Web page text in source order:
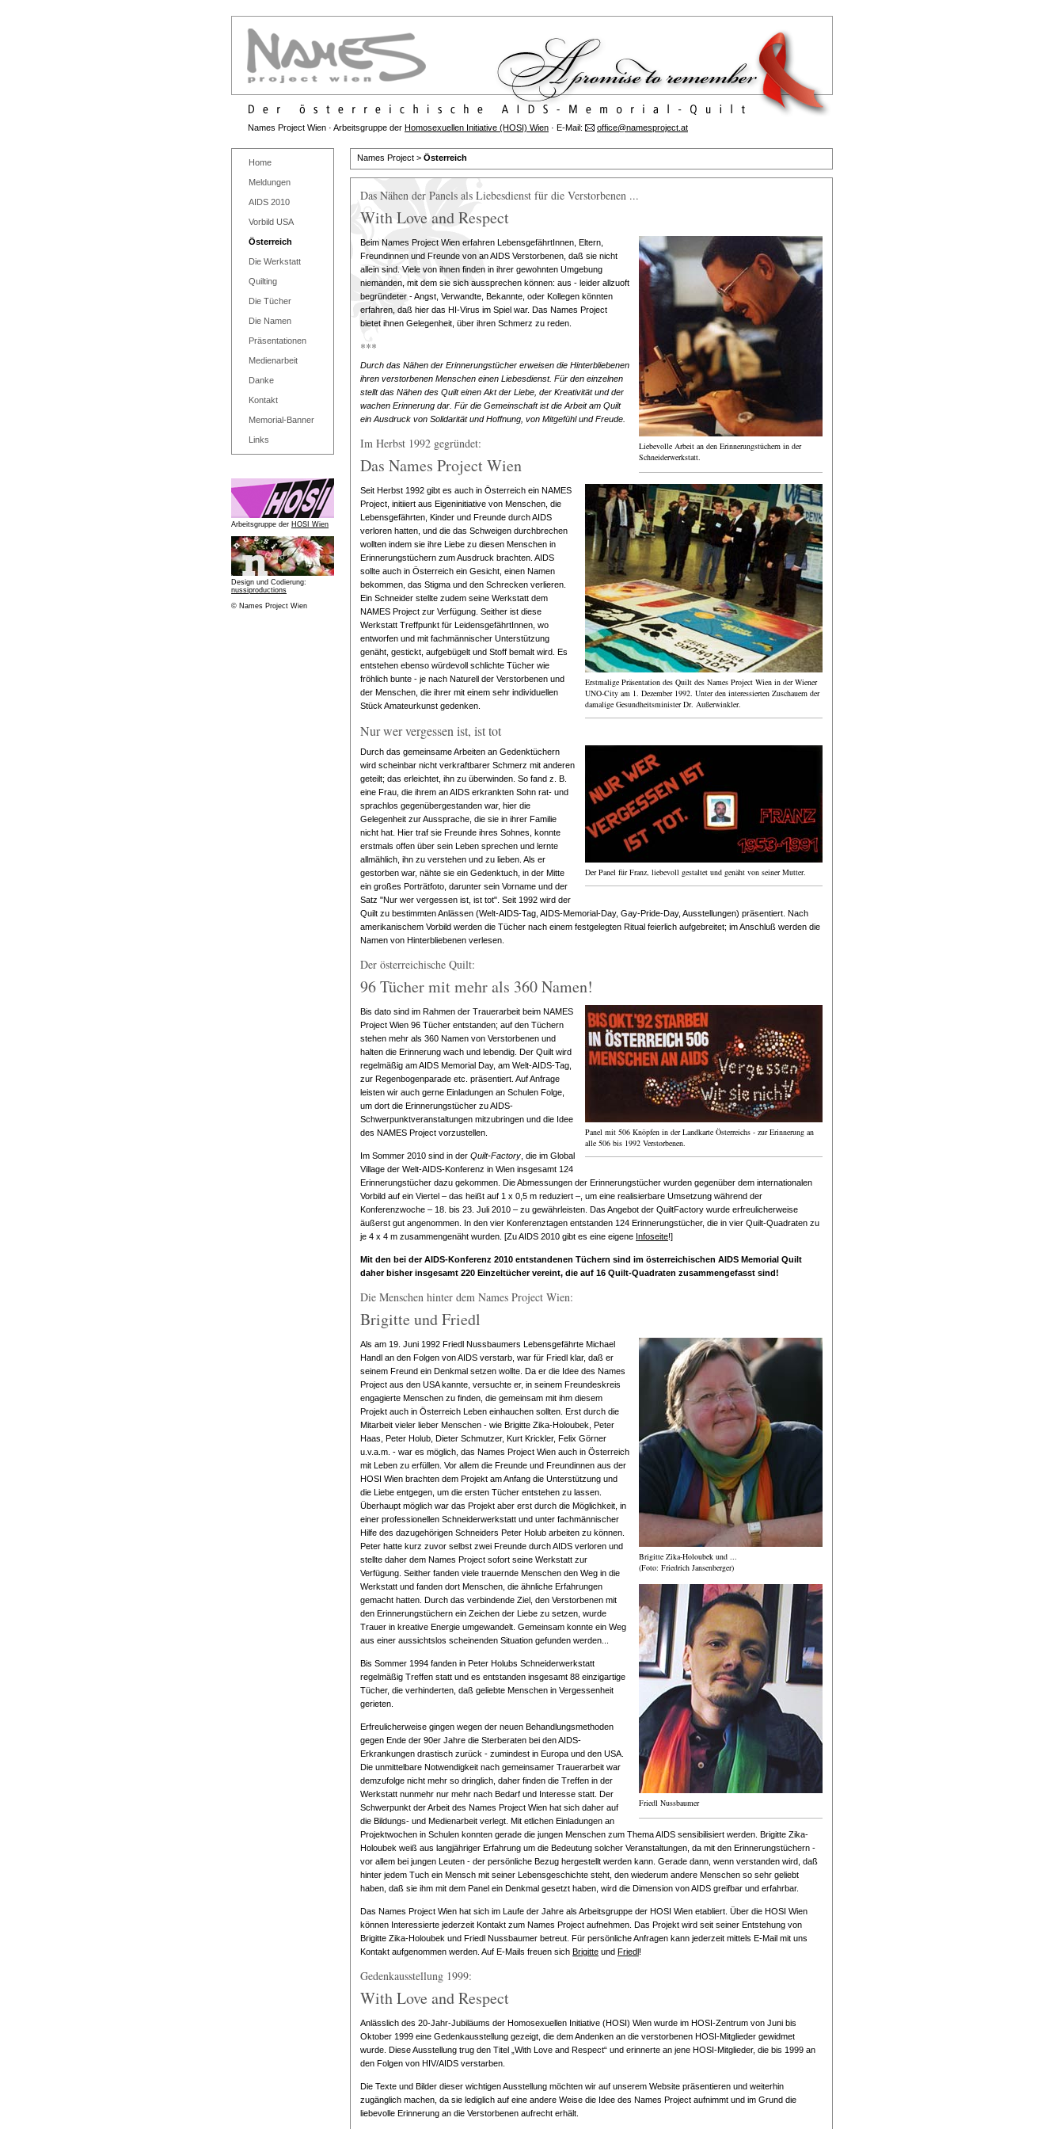
Names Project Wien · Arbeitsgruppe der Homosexuellen Initiative (HOSI) Wien · E-Mail: office@namesproject.at
Home
Meldungen
AIDS 2010
Vorbild USA
Österreich
Die Werkstatt
Quilting
Die Tücher
Die Namen
Präsentationen
Medienarbeit
Danke
Kontakt
Memorial-Banner
Links
Arbeitsgruppe der HOSI Wien
Design und Codierung:
nussiproductions
© Names Project Wien
Names Project > Österreich
Das Nähen der Panels als Liebesdienst für die Verstorbenen ...
With Love and Respect
Liebevolle Arbeit an den Erinnerungstüchern in der
Schneiderwerkstatt.
Beim Names Project Wien erfahren LebensgefährtInnen, Eltern,
Freundinnen und Freunde von an AIDS Verstorbenen, daß sie nicht
allein sind. Viele von ihnen finden in ihrer gewohnten Umgebung
niemanden, mit dem sie sich aussprechen können: aus - leider allzuoft
begründeter - Angst, Verwandte, Bekannte, oder Kollegen könnten
erfahren, daß hier das HI-Virus im Spiel war. Das Names Project
bietet ihnen Gelegenheit, über ihren Schmerz zu reden.
***
Durch das Nähen der Erinnerungstücher erweisen die Hinterbliebenen
ihren verstorbenen Menschen einen Liebesdienst. Für den einzelnen
stellt das Nähen des Quilt einen Akt der Liebe, der Kreativität und der
wachen Erinnerung dar. Für die Gemeinschaft ist die Arbeit am Quilt
ein Ausdruck von Solidarität und Hoffnung, von Mitgefühl und Freude.
Im Herbst 1992 gegründet:
Das Names Project Wien
Erstmalige Präsentation des Quilt des Names Project Wien in der Wiener
UNO-City am 1. Dezember 1992. Unter den interessierten Zuschauern der
damalige Gesundheitsminister Dr. Außerwinkler.
Seit Herbst 1992 gibt es auch in Österreich ein NAMES
Project, initiiert aus Eigeninitiative von Menschen, die
Lebensgefährten, Kinder und Freunde durch AIDS
verloren hatten, und die das Schweigen durchbrechen
wollten indem sie ihre Liebe zu diesen Menschen in
Erinnerungstüchern zum Ausdruck brachten. AIDS
sollte auch in Österreich ein Gesicht, einen Namen
bekommen, das Stigma und den Schrecken verlieren.
Ein Schneider stellte zudem seine Werkstatt dem
NAMES Project zur Verfügung. Seither ist diese
Werkstatt Treffpunkt für LeidensgefährtInnen, wo
entworfen und mit fachmännischer Unterstützung
genäht, gestickt, aufgebügelt und Stoff bemalt wird. Es
entstehen ebenso würdevoll schlichte Tücher wie
fröhlich bunte - je nach Naturell der Verstorbenen und
der Menschen, die ihrer mit einem sehr individuellen
Stück Amateurkunst gedenken.
Nur wer vergessen ist, ist tot
Der Panel für Franz, liebevoll gestaltet und genäht von seiner Mutter.
Durch das gemeinsame Arbeiten an Gedenktüchern
wird scheinbar nicht verkraftbarer Schmerz mit anderen
geteilt; das erleichtet, ihn zu überwinden. So fand z. B.
eine Frau, die ihrem an AIDS erkrankten Sohn rat- und
sprachlos gegenübergestanden war, hier die
Gelegenheit zur Aussprache, die sie in ihrer Familie
nicht hat. Hier traf sie Freunde ihres Sohnes, konnte
erstmals offen über sein Leben sprechen und lernte
allmählich, ihn zu verstehen und zu lieben. Als er
gestorben war, nähte sie ein Gedenktuch, in der Mitte
ein großes Porträtfoto, darunter sein Vorname und der
Satz "Nur wer vergessen ist, ist tot". Seit 1992 wird der
Quilt zu bestimmten Anlässen (Welt-AIDS-Tag, AIDS-Memorial-Day, Gay-Pride-Day, Ausstellungen) präsentiert. Nach
amerikanischem Vorbild werden die Tücher nach einem festgelegten Ritual feierlich aufgebreitet; im Anschluß werden die
Namen von Hinterbliebenen verlesen.
Der österreichische Quilt:
96 Tücher mit mehr als 360 Namen!
Panel mit 506 Knöpfen in der Landkarte Österreichs - zur Erinnerung an
alle 506 bis 1992 Verstorbenen.
Bis dato sind im Rahmen der Trauerarbeit beim NAMES
Project Wien 96 Tücher entstanden; auf den Tüchern
stehen mehr als 360 Namen von Verstorbenen und
halten die Erinnerung wach und lebendig. Der Quilt wird
regelmäßig am AIDS Memorial Day, am Welt-AIDS-Tag,
zur Regenbogenparade etc. präsentiert. Auf Anfrage
leisten wir auch gerne Einladungen an Schulen Folge,
um dort die Erinnerungstücher zu AIDS-
Schwerpunktveranstaltungen mitzubringen und die Idee
des NAMES Project vorzustellen.
Im Sommer 2010 sind in der Quilt-Factory , die im Global
Village der Welt-AIDS-Konferenz in Wien insgesamt 124
Erinnerungstücher dazu gekommen. Die Abmessungen der Erinnerungstücher wurden gegenüber dem internationalen
Vorbild auf ein Viertel – das heißt auf 1 x 0,5 m reduziert –, um eine realisierbare Umsetzung während der
Konferenzwoche – 18. bis 23. Juli 2010 – zu gewährleisten. Das Angebot der QuiltFactory wurde erfreulicherweise
äußerst gut angenommen. In den vier Konferenztagen entstanden 124 Erinnerungstücher, die in vier Quilt-Quadraten zu
je 4 x 4 m zusammengenäht wurden. [Zu AIDS 2010 gibt es eine eigene Infoseite!]
Mit den bei der AIDS-Konferenz 2010 entstandenen Tüchern sind im österreichischen AIDS Memorial Quilt
daher bisher insgesamt 220 Einzeltücher vereint, die auf 16 Quilt-Quadraten zusammengefasst sind!
Die Menschen hinter dem Names Project Wien:
Brigitte und Friedl
Brigitte Zika-Holoubek und ...
(Foto: Friedrich Jansenberger)
Friedl Nussbaumer
Als am 19. Juni 1992 Friedl Nussbaumers Lebensgefährte Michael
Handl an den Folgen von AIDS verstarb, war für Friedl klar, daß er
seinem Freund ein Denkmal setzen wollte. Da er die Idee des Names
Project aus den USA kannte, versuchte er, in seinem Freundeskreis
engagierte Menschen zu finden, die gemeinsam mit ihm diesem
Projekt auch in Österreich Leben einhauchen sollten. Erst durch die
Mitarbeit vieler lieber Menschen - wie Brigitte Zika-Holoubek, Peter
Haas, Peter Holub, Dieter Schmutzer, Kurt Krickler, Felix Görner
u.v.a.m. - war es möglich, das Names Project Wien auch in Österreich
mit Leben zu erfüllen. Vor allem die Freunde und Freundinnen aus der
HOSI Wien brachten dem Projekt am Anfang die Unterstützung und
die Liebe entgegen, um die ersten Tücher entstehen zu lassen.
Überhaupt möglich war das Projekt aber erst durch die Möglichkeit, in
einer professionellen Schneiderwerkstatt und unter fachmännischer
Hilfe des dazugehörigen Schneiders Peter Holub arbeiten zu können.
Peter hatte kurz zuvor selbst zwei Freunde durch AIDS verloren und
stellte daher dem Names Project sofort seine Werkstatt zur
Verfügung. Seither fanden viele trauernde Menschen den Weg in die
Werkstatt und fanden dort Menschen, die ähnliche Erfahrungen
gemacht hatten. Durch das verbindende Ziel, den Verstorbenen mit
den Erinnerungstüchern ein Zeichen der Liebe zu setzen, wurde
Trauer in kreative Energie umgewandelt. Gemeinsam konnte ein Weg
aus einer aussichtslos scheinenden Situation gefunden werden...
Bis Sommer 1994 fanden in Peter Holubs Schneiderwerkstatt
regelmäßig Treffen statt und es entstanden insgesamt 88 einzigartige
Tücher, die verhinderten, daß geliebte Menschen in Vergessenheit
gerieten.
Erfreulicherweise gingen wegen der neuen Behandlungsmethoden
gegen Ende der 90er Jahre die Sterberaten bei den AIDS-
Erkrankungen drastisch zurück - zumindest in Europa und den USA.
Die unmittelbare Notwendigkeit nach gemeinsamer Trauerarbeit war
demzufolge nicht mehr so dringlich, daher finden die Treffen in der
Werkstatt nunmehr nur mehr nach Bedarf und Interesse statt. Der
Schwerpunkt der Arbeit des Names Project Wien hat sich daher auf
die Bildungs- und Medienarbeit verlegt. Mit etlichen Einladungen an
Projektwochen in Schulen konnten gerade die jungen Menschen zum Thema AIDS sensibilisiert werden. Brigitte Zika-
Holoubek weiß aus langjähriger Erfahrung um die Bedeutung solcher Veranstaltungen, da mit den Erinnerungstüchern -
vor allem bei jungen Leuten - der persönliche Bezug hergestellt werden kann. Gerade dann, wenn verstanden wird, daß
hinter jedem Tuch ein Mensch mit seiner Lebensgeschichte steht, den wiederum andere Menschen so sehr geliebt
haben, daß sie ihm mit dem Panel ein Denkmal gesetzt haben, wird die Dimension von AIDS greifbar und erfahrbar.
Das Names Project Wien hat sich im Laufe der Jahre als Arbeitsgruppe der HOSI Wien etabliert. Über die HOSI Wien
können Interessierte jederzeit Kontakt zum Names Project aufnehmen. Das Projekt wird seit seiner Entstehung von
Brigitte Zika-Holoubek und Friedl Nussbaumer betreut. Für persönliche Anfragen kann jederzeit mittels E-Mail mit uns
Kontakt aufgenommen werden. Auf E-Mails freuen sich Brigitte und Friedl!
Gedenkausstellung 1999:
With Love and Respect
Anlässlich des 20-Jahr-Jubiläums der Homosexuellen Initiative (HOSI) Wien wurde im HOSI-Zentrum von Juni bis
Oktober 1999 eine Gedenkausstellung gezeigt, die dem Andenken an die verstorbenen HOSI-Mitglieder gewidmet
wurde. Diese Ausstellung trug den Titel „With Love and Respect“ und erinnerte an jene HOSI-Mitglieder, die bis 1999 an
den Folgen von HIV/AIDS verstarben.
Die Texte und Bilder dieser wichtigen Ausstellung möchten wir auf unserem Website präsentieren und weiterhin
zugänglich machen, da sie lediglich auf eine andere Weise die Idee des Names Project aufnimmt und im Grund die
liebevolle Erinnerung an die Verstorbenen aufrecht erhält.